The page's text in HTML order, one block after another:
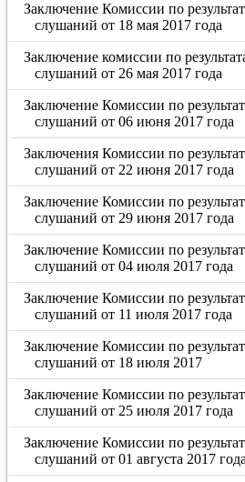
Заключение Комиссии по
слушаний от 18 мая 2017 года
Заключение комиссии по
слушаний от 26 мая 2017 года
Заключение Комиссии по
слушаний от 06 июня 2017 года
Заключения Комиссии по
слушаний от 22 июня 2017 года
Заключение Комиссии по
слушаний от 29 июня 2017 года
Заключение Комиссии по
слушаний от 04 июля 2017 года
Заключение Комиссии по
слушаний от 11 июля 2017 года
Заключение Комиссии по
слушаний от 18 июля 2017
Заключение Комиссии по
слушаний от 25 июля 2017 года
Заключение Комиссии по
слушаний от 01 августа 2017 года